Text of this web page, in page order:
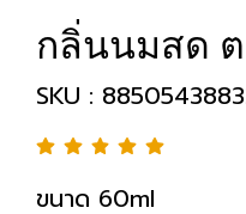
กลิ่นนมสด
SKU :
ขนาด 60ml